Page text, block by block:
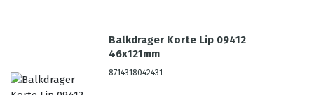
Balkdrager Korte Lip 09412
46x121mm
8714318042431